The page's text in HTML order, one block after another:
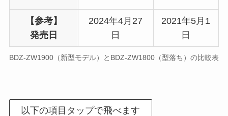
【参考】
発売日
2024年4月27
日
2021年5月1
日
BDZ-ZW1900（新型モデル）とBDZ-ZW1800（型落ち）の比較表
以下の項目タップで飛べます